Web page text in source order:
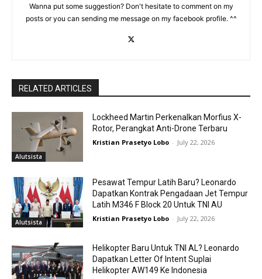
Wanna put some suggestion? Don't hesitate to comment on my
posts or you can sending me message on my facebook profile. ^^
RELATED ARTICLES
Alutsista
Lockheed Martin Perkenalkan Morfius X-
Rotor, Perangkat Anti-Drone Terbaru
Kristian Prasetyo Lobo - July 22, 2026
Alutsista
Pesawat Tempur Latih Baru? Leonardo
Dapatkan Kontrak Pengadaan Jet Tempur
Latih M346 F Block 20 Untuk TNI AU
Kristian Prasetyo Lobo - July 22, 2026
Helikopter Baru Untuk TNI AL? Leonardo
Dapatkan Letter Of Intent Suplai
Helikopter AW149 Ke Indonesia